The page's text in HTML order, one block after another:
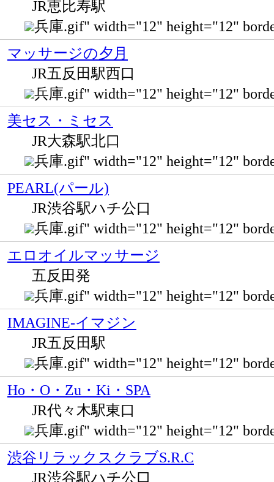
JR恵比寿駅
兵庫.gif" width="12" height="12"
マッサージの夕月
JR五反田駅西口
兵庫.gif" width="12" height="12"
美セス・ミセス
JR大森駅北口
兵庫.gif" width="12" height="12"
PEARL(パール)
JR渋谷駅ハチ公口
兵庫.gif" width="12" height="12"
エロオイルマッサージ
五反田発
兵庫.gif" width="12" height="12"
IMAGINE-イマジン
JR五反田駅
兵庫.gif" width="12" height="12"
Ho・O・Zu・Ki・SPA
JR代々木駅東口
兵庫.gif" width="12" height="12"
渋谷リラックスクラブS.R.C
JR渋谷駅ハチ公口